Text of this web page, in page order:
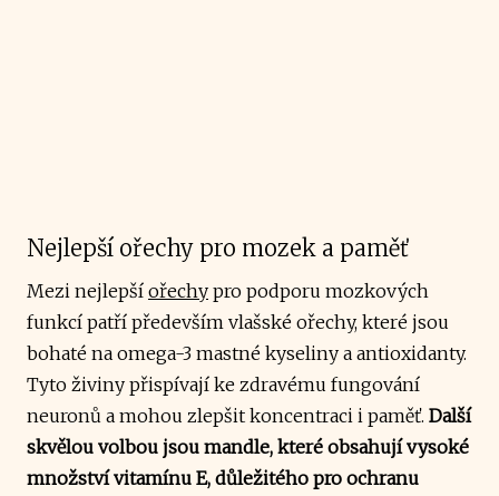
Nejlepší ořechy pro mozek a paměť
Mezi nejlepší ořechy pro podporu mozkových
funkcí patří především vlašské ořechy, které jsou
bohaté na omega-3 mastné kyseliny a antioxidanty.
Tyto živiny přispívají ke zdravému fungování
neuronů a mohou zlepšit koncentraci i paměť. Další
skvělou volbou jsou mandle, které obsahují vysoké
množství vitamínu E, důležitého pro ochranu